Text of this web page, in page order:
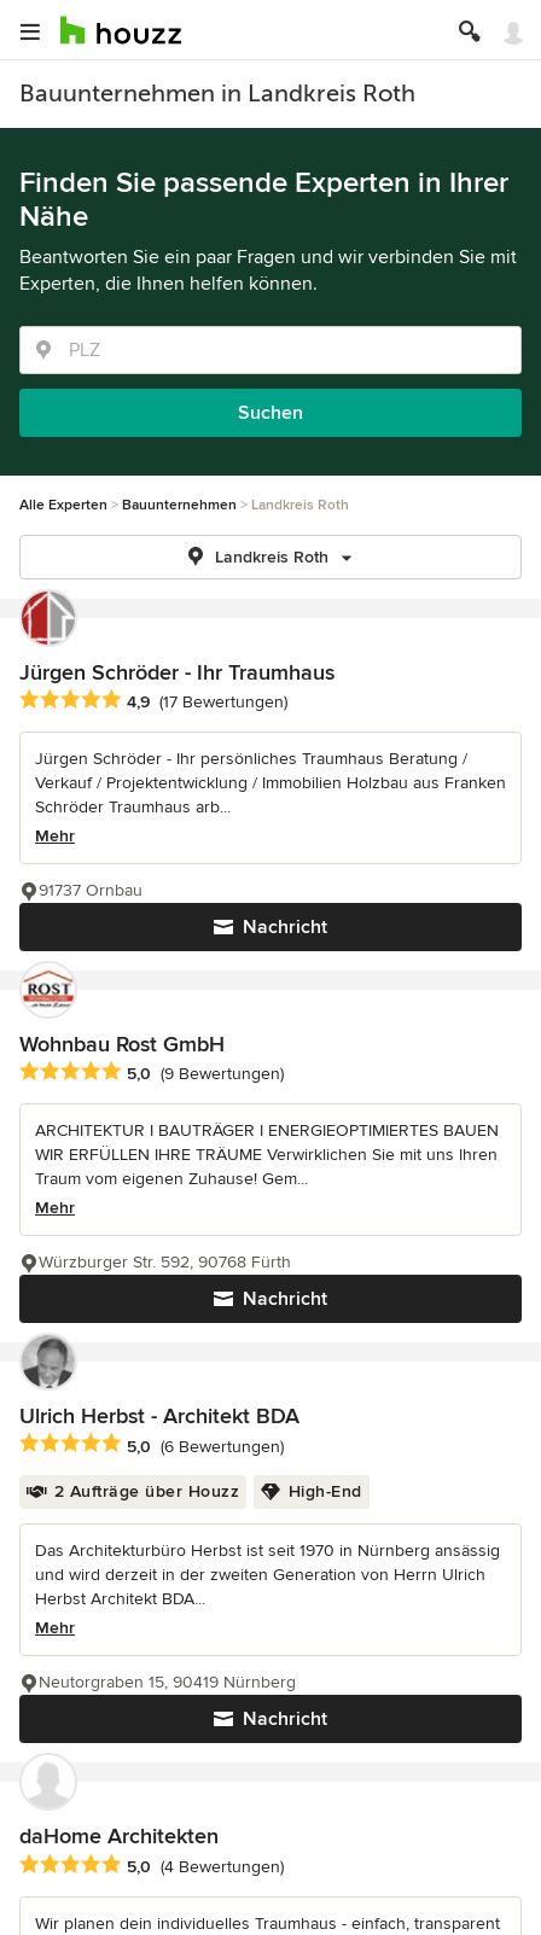
Bauunternehmen in Landkreis Roth
Finden Sie passende Experten in Ihrer
Nähe
Beantworten Sie ein paar Fragen und wir verbinden Sie mit
Experten, die Ihnen helfen können.
Suchen
Alle Experten Bauunternehmen Landkreis Roth
Landkreis Roth
Jürgen Schröder - Ihr Traumhaus
Durchschnittliche Bewertung: 4.9 von 5 Sternen
4,9 (17 Bewertungen)
Jürgen Schröder - Ihr persönliches Traumhaus Beratung /
Verkauf / Projektentwicklung / Immobilien Holzbau aus Franken
Schröder Traumhaus arb...
Mehr
Nachricht
91737 Ornbau
Wohnbau Rost GmbH
Durchschnittliche Bewertung: 5 von 5 Sternen
5,0 (9 Bewertungen)
ARCHITEKTUR I BAUTRÄGER I ENERGIEOPTIMIERTES BAUEN
WIR ERFÜLLEN IHRE TRÄUME Verwirklichen Sie mit uns Ihren
Traum vom eigenen Zuhause! Gem...
Mehr
Nachricht
Würzburger Str. 592, 90768 Fürth
Ulrich Herbst - Architekt BDA
Durchschnittliche Bewertung: 5 von 5 Sternen
5,0 (6 Bewertungen)
2 Aufträge über Houzz High-End
Das Architekturbüro Herbst ist seit 1970 in Nürnberg ansässig
und wird derzeit in der zweiten Generation von Herrn Ulrich
Herbst Architekt BDA...
Mehr
Nachricht
Neutorgraben 15, 90419 Nürnberg
daHome Architekten
Durchschnittliche Bewertung: 5 von 5 Sternen
5,0 (4 Bewertungen)
Wir planen dein individuelles Traumhaus - einfach, transparent